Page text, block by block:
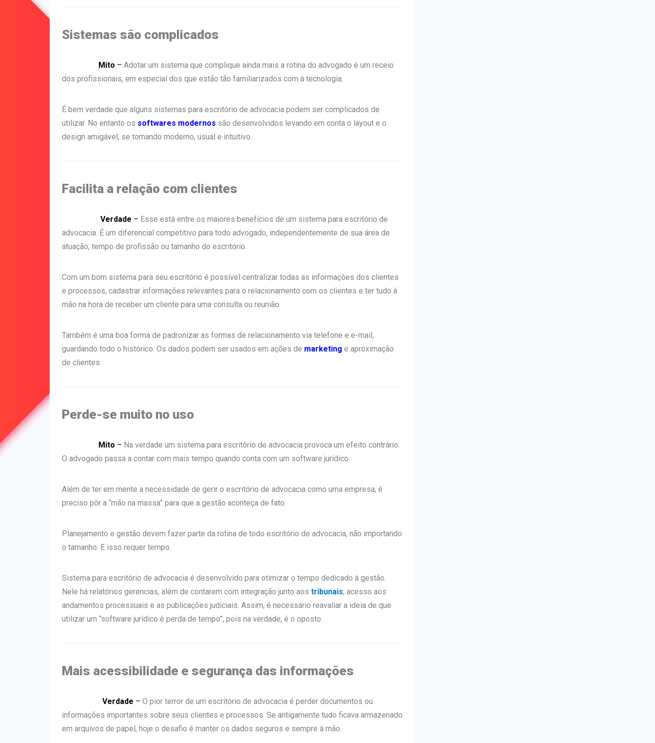
Sistemas são complicados
Mito – Adotar um sistema que complique ainda mais a rotina do advogado é um receio
dos profissionais, em especial dos que estão tão familiarizados com à tecnologia.
É bem verdade que alguns sistemas para escritório de advocacia podem ser complicados de
utilizar. No entanto os softwares modernos são desenvolvidos levando em conta o layout e o
design amigável, se tornando moderno, usual e intuitivo.
Facilita a relação com clientes
Verdade – Esse está entre os maiores benefícios de um sistema para escritório de
advocacia. É um diferencial competitivo para todo advogado, independentemente de sua área de
atuação, tempo de profissão ou tamanho do escritório.
Com um bom sistema para seu escritório é possível centralizar todas as informações dos clientes
e processos, cadastrar informações relevantes para o relacionamento com os clientes e ter tudo à
mão na hora de receber um cliente para uma consulta ou reunião.
Também é uma boa forma de padronizar as formas de relacionamento via telefone e e-mail,
guardando todo o histórico. Os dados podem ser usados em ações de marketing e aproximação
de clientes.
Perde-se muito no uso
Mito – Na verdade um sistema para escritório de advocacia provoca um efeito contrário.
O advogado passa a contar com mais tempo quando conta com um software jurídico.
Além de ter em mente a necessidade de gerir o escritório de advocacia como uma empresa, é
preciso pôr a “mão na massa” para que a gestão aconteça de fato.
Planejamento e gestão devem fazer parte da rotina de todo escritório de advocacia, não importando
o tamanho. E isso requer tempo.
Sistema para escritório de advocacia é desenvolvido para otimizar o tempo dedicado à gestão.
Nele há relatórios gerencias, além de contarem com integração junto aos tribunais, acesso aos
andamentos processuais e as publicações judiciais. Assim, é necessário reavaliar a ideia de que
utilizar um “software jurídico é perda de tempo”, pois na verdade, é o oposto.
Mais acessibilidade e segurança das informações
Verdade – O pior terror de um escritório de advocacia é perder documentos ou
informações importantes sobre seus clientes e processos. Se antigamente tudo ficava armazenado
em arquivos de papel, hoje o desafio é manter os dados seguros e sempre à mão.